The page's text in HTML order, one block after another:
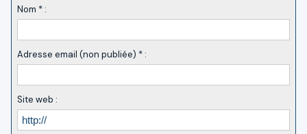
Nom * :
Adresse email (non publiée) * :
Site web :